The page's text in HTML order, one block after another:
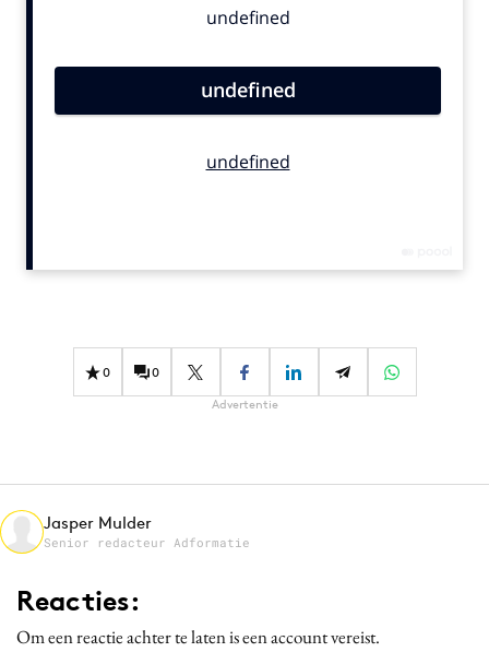
Contentmarketing
Effectiviteit
Gedragsverandering
Martech
Media
Merkstrategie
Programmatic
Purpose Marketing
0 0
Advertentie
Jasper Mulder
Senior redacteur Adformatie
Reacties:
Om een reactie achter te laten is een account vereist.